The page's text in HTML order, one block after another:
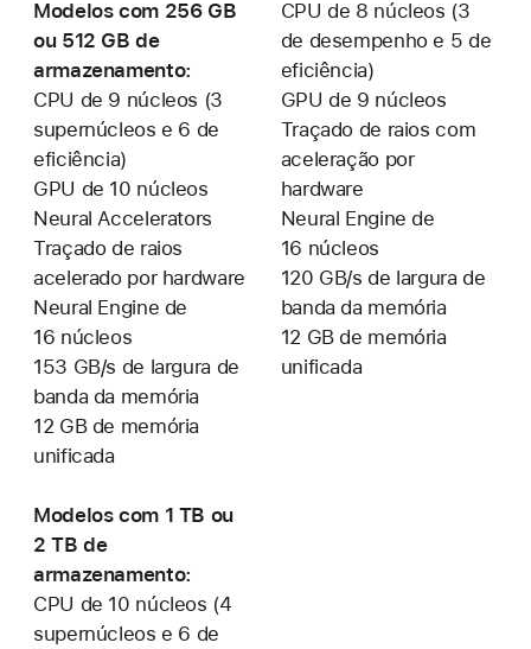
Modelos com 256 GB
ou 512 GB de
armazenamento:
CPU de 9 núcleos (3
supernúcleos e 6 de
eficiência)
GPU de 10 núcleos
Neural Accelerators
Traçado de raios
acelerado por hardware
Neural Engine de
16 núcleos
153 GB/s de largura de
banda da memória
12 GB de memória
unificada
Modelos com 1 TB ou
2 TB de
armazenamento:
CPU de 10 núcleos (4
supernúcleos e 6 de
CPU de 8 núcleos (3
de desempenho e 5 de
eficiência)
GPU de 9 núcleos
Traçado de raios com
aceleração por
hardware
Neural Engine de
16 núcleos
120 GB/s de largura de
banda da memória
12 GB de memória
unificada